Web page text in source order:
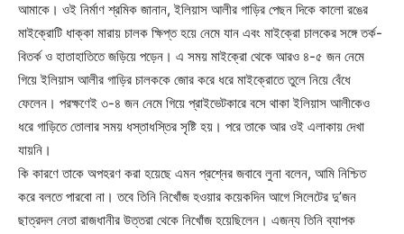
আমাকে। ওই নির্মাণ শ্রমিক জানান, ইলিয়াস আলীর গাড়ির পেছন দিকে কালো রঙের
মাইক্রোটি ধাক্কা মারায় চালক ক্ষিপ্ত হয়ে নেমে যান এবং মাইক্রো চালকের সঙ্গে তর্ক-
বিতর্ক ও হাতাহাতিতে জড়িয়ে পড়েন। এ সময় মাইক্রো থেকে আরও ৪-৫ জন নেমে
গিয়ে ইলিয়াস আলীর গাড়ির চালককে জোর করে ধরে মাইক্রোতে তুলে নিয়ে বেঁধে
ফেলেন। পরক্ষণেই ৩-৪ জন নেমে গিয়ে প্রাইভেটকারে বসে থাকা ইলিয়াস আলীকেও
ধরে গাড়িতে তোলার সময় ধস্তাধস্তির সৃষ্টি হয়। পরে তাকে আর ওই এলাকায় দেখা
যায়নি।
কি কারণে তাকে অপহরণ করা হয়েছে এমন প্রশ্নের জবাবে লুনা বলেন, আমি নিশ্চিত
করে বলতে পারবো না। তবে তিনি নিখোঁজ হওয়ার কয়েকদিন আগে সিলেটের দু’জন
ছাত্রদল নেতা রাজধানীর উত্তরা থেকে নিখোঁজ হয়েছিলেন। এজন্য তিনি ব্যাপক